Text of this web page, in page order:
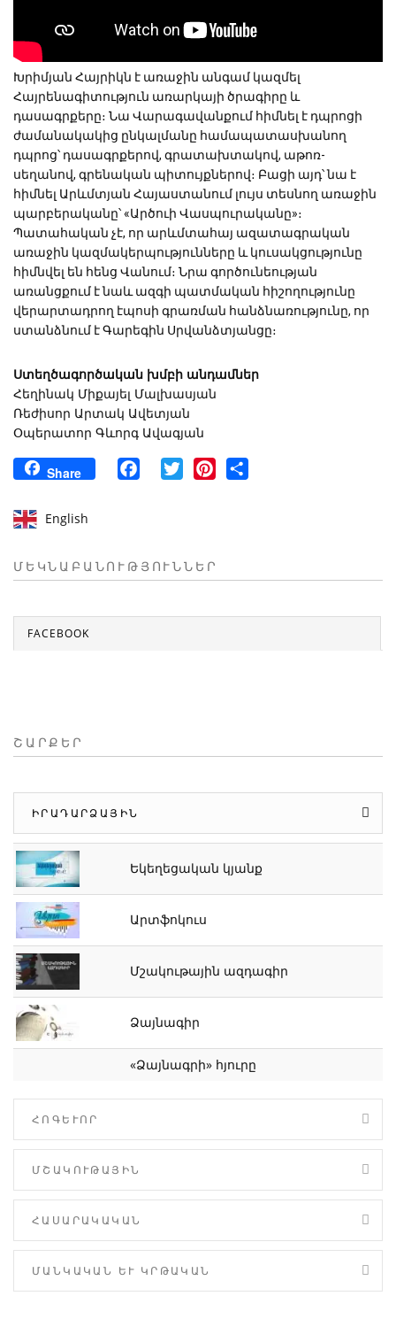
Խրիմյան Հայրիկն է առաջին անգամ կազմել
Հայրենագիտություն առարկայի ծրագիրը և
դասագրքերը։ Նա Վարագավանքում հիմնել է դպրոցի
ժամանակակից ընկալմանը համապատասխանող
դպրոց՝ դասագրքերով, գրատախտակով, աթոռ-
սեղանով, գրենական պիտույքներով։ Բացի այդ՝ նա է
հիմնել Արևմտյան Հայաստանում լույս տեսնող առաջին
պարբերականը՝ «Արծուի Վասպուրականը»։
Պատահական չէ, որ արևմտահայ ազատագրական
առաջին կազմակերպությունները և կուսակցությունը
հիմնվել են հենց Վանում։ Նրա գործունեության
առանցքում է նաև ազգի պատմական հիշողությունը
վերարտադրող էպոսի գրառման հանձնառությունը, որ
ստանձնում է Գարեգին Սրվանձտյանցը։
Ստեղծագործական խմբի անդամներ
Հեղինակ Միքայել Մալխասյան
Ռեժիսոր Արտակ Ավետյան
Օպերատոր Գևորգ Ավագյան
Share FacebookTwitter Pinterest
English
ՄԵԿՆԱԲԱՆՈՒԹՅՈՒՆՆԵՐ
FACEBOOK
ՇԱՐՔԵՐ
ԻՐԱԴԱՐՁԱՅԻՆ
Եկեղեցական կյանք
Արտֆոկուս
Մշակութային ազդագիր
Ձայնագիր
«Ձայնագրի» հյուրը
ՀՈԳԵՒՈՐ
ՄՇԱԿՈՒԹԱՅԻՆ
ՀԱՍԱՐԱԿԱԿԱՆ
ՄԱՆԿԱԿԱՆ ԵՒ ԿՐԹԱԿԱՆ